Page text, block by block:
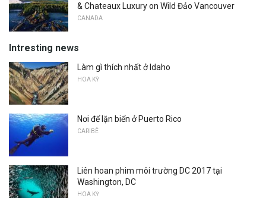
& Chateaux Luxury on Wild Đảo Vancouver
CANADA
Intresting news
Làm gì thích nhất ở Idaho
HOA KỲ
Nơi để lặn biển ở Puerto Rico
CARIBÊ
Liên hoan phim môi trường DC 2017 tại
Washington, DC
HOA KỲ